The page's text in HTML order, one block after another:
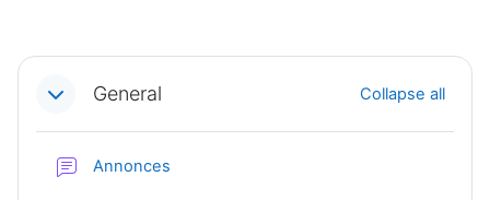
Section outline
General Collapse all
Annonces